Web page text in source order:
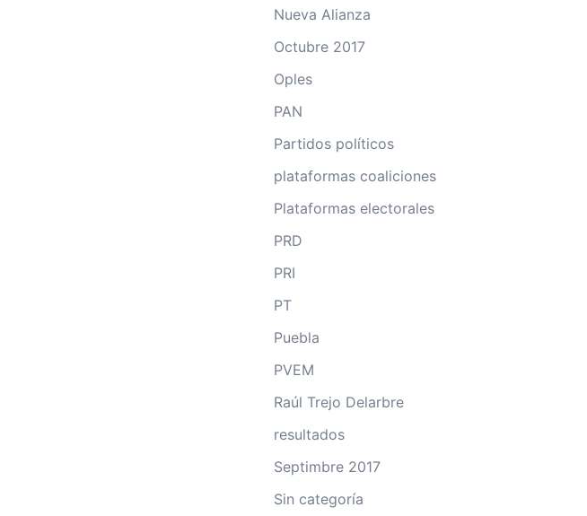
Nueva Alianza
Octubre 2017
Oples
PAN
Partidos políticos
plataformas coaliciones
Plataformas electorales
PRD
PRI
PT
Puebla
PVEM
Raúl Trejo Delarbre
resultados
Septimbre 2017
Sin categoría